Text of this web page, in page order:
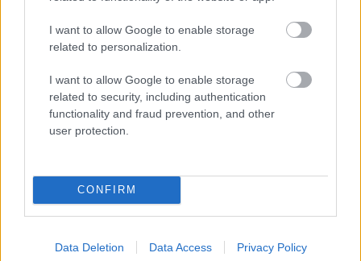
I want to allow Google to enable storage
related to personalization.
I want to allow Google to enable storage
related to security, including authentication
functionality and fraud prevention, and other
user protection.
CONFIRM
Data Deletion Data Access Privacy Policy
Vrake
verde
ter –
skal
OL-
2 Går
for
sitt
strake
OL-
gull –
går
3 Disse
går
ila for
4 Feiret
OL-
armen
fter:
av OL